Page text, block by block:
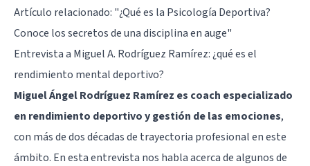
Artículo relacionado: "¿Qué es la Psicología Deportiva?
Conoce los secretos de una disciplina en auge"
Entrevista a Miguel A. Rodríguez Ramírez: ¿qué es el
rendimiento mental deportivo?
Miguel Ángel Rodríguez Ramírez es coach especializado
en rendimiento deportivo y gestión de las emociones,
con más de dos décadas de trayectoria profesional en este
ámbito. En esta entrevista nos habla acerca de algunos de